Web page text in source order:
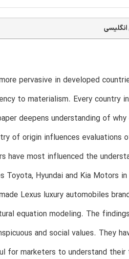
pervasive in developed
to materialism. Every country
deepens understanding of why
of origin influences evaluations
have most influenced the
Hyundai and Kia Motors in
Lexus luxury automobiles
equation modeling. The
and social values. They
for marketers to understand